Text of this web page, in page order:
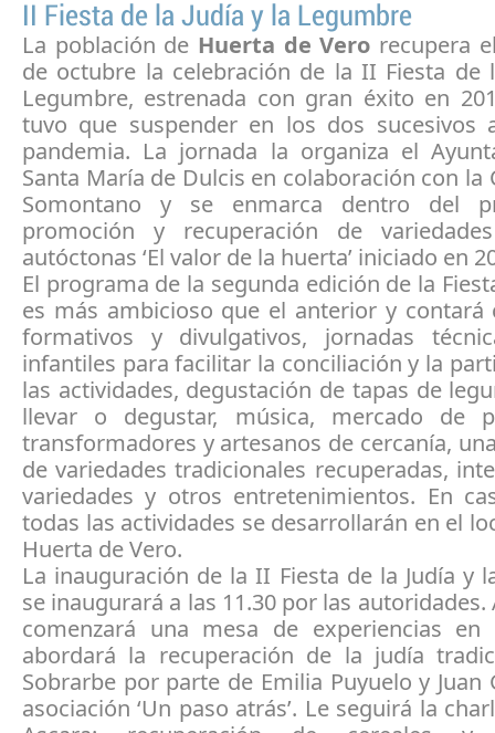
II Fiesta de la Judía y la Legumbre
La población de Huerta de Vero recupera
de octubre la celebración de la II Fiesta de
Legumbre, estrenada con gran éxito en
tuvo que suspender en los dos sucesivos
pandemia. La jornada la organiza el
Santa María de Dulcis en colaboración con la
Somontano y se enmarca dentro del
promoción y recuperación de
autóctonas ‘El valor de la huerta’ iniciado en
El programa de la segunda edición de la
es más ambicioso que el anterior y contará
formativos y divulgativos, jornadas
infantiles para facilitar la conciliación y la
las actividades, degustación de tapas de
llevar o degustar, música, mercado de
transformadores y artesanos de cercanía,
de variedades tradicionales recuperadas,
variedades y otros entretenimientos. En
todas las actividades se desarrollarán en el
Huerta de Vero.
La inauguración de la II Fiesta de la Judía y
se inaugurará a las 11.30 por las
comenzará una mesa de experiencias
abordará la recuperación de la judía
Sobrarbe por parte de Emilia Puyuelo y Juan
asociación ‘Un paso atrás’. Le seguirá la